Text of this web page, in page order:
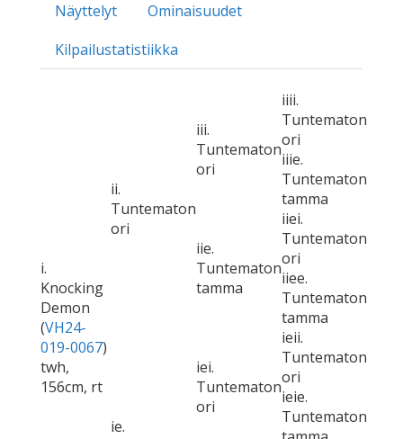
Näyttelyt
Ominaisuudet
Kilpailustatistiikka
i.
Knocking
Demon
(VH24-
019-0067)
twh,
156cm, rt
ii.
Tuntematon
ori
iii.
Tuntematon
ori
iiii.
Tuntematon
ori
iiie.
Tuntematon
tamma
iie.
Tuntematon
tamma
iiei.
Tuntematon
ori
iiee.
Tuntematon
tamma
ie.
iei.
Tuntematon
ori
ieii.
Tuntematon
ori
ieie.
Tuntematon